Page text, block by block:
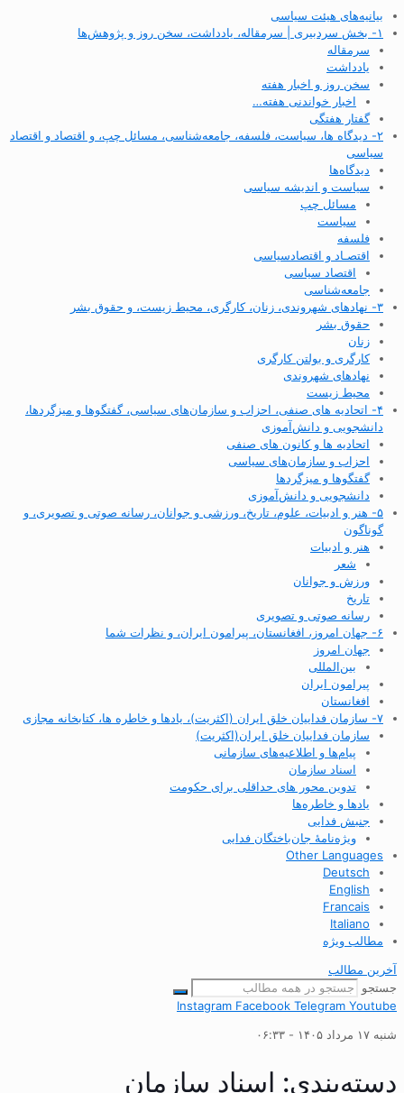
بیانیه‌های هیئت سیاسی
۱- بخش سردبیری | سرمقاله، یادداشت، سخن روز و پژوهش‌ها
سرمقاله
یادداشت
سخن روز و اخبار هفته
اخبار خواندنی هفته…
گفتار هفتگی
۲- دیدگاه ها، سیاست، فلسفه، جامعه‌شناسی، مسائل چپ، و اقتصاد و اقتصاد
سیاسی
دیدگاه‌ها
سیاست و اندیشه سیاسی
مسائل چپ
سیاست
فلسفه
اقتصـاد و اقتصاد‌سیاسی
اقتصاد سیاسی
جامعه‌شناسی
۳- نهادهای شهروندی، زنان، کارگری، محیط زیست، و حقوق بشر
حقوق بشر
زنان
کارگری و بولتن کارگری
نهادهای شهروندی
محیط زیست
۴- اتحادیه های صنفی، احزاب و سازمان‌های سیاسی، گفتگوها و میزگردها،
دانشجویی و دانش‌آموزی
اتحادیه ها و کانون های صنفی
احزاب و سازمان‌های سیاسی
گفتگوها و میزگردها
دانشجویی و دانش‌آموزی
۵- هنر و ادبیات، علوم، تاریخ، ورزشی و جوانان، رسانه صوتی و تصویری، و
گوناگون
هنر و ادبیات
شعر
ورزش و جوانان
تاریخ
رسانه صوتی و تصویری
۶- جهان امروز، افغانستان، پیرامون ایران، و نظرات شما
جهان امروز
بین‌المللی
پیرامون ایران
افغانستان
۷- سازمان فداییان خلق ایران (اکثریت)، یادها و خاطره ها، کتابخانه مجازی
سازمان فداییان خلق ایران(اکثریت)
پیام‌ها و اطلاعیه‌های سازمانی
اسناد سازمان
تدوین محور های حداقلی برای حکومت
یادها و خاطره‌ها
جنبش فدایی
ویژه‌نامهٔ جان‌باختگان فدایی
Other Languages
Deutsch
English
Francais
Italiano
مطالب ویژه
آخرین مطالب
جستجو
Instagram Facebook Telegram Youtube
شنبه ۱۷ مرداد ۱۴۰۵ - ۰۶:۳۳
دسته‌بندی: اسناد سازمان